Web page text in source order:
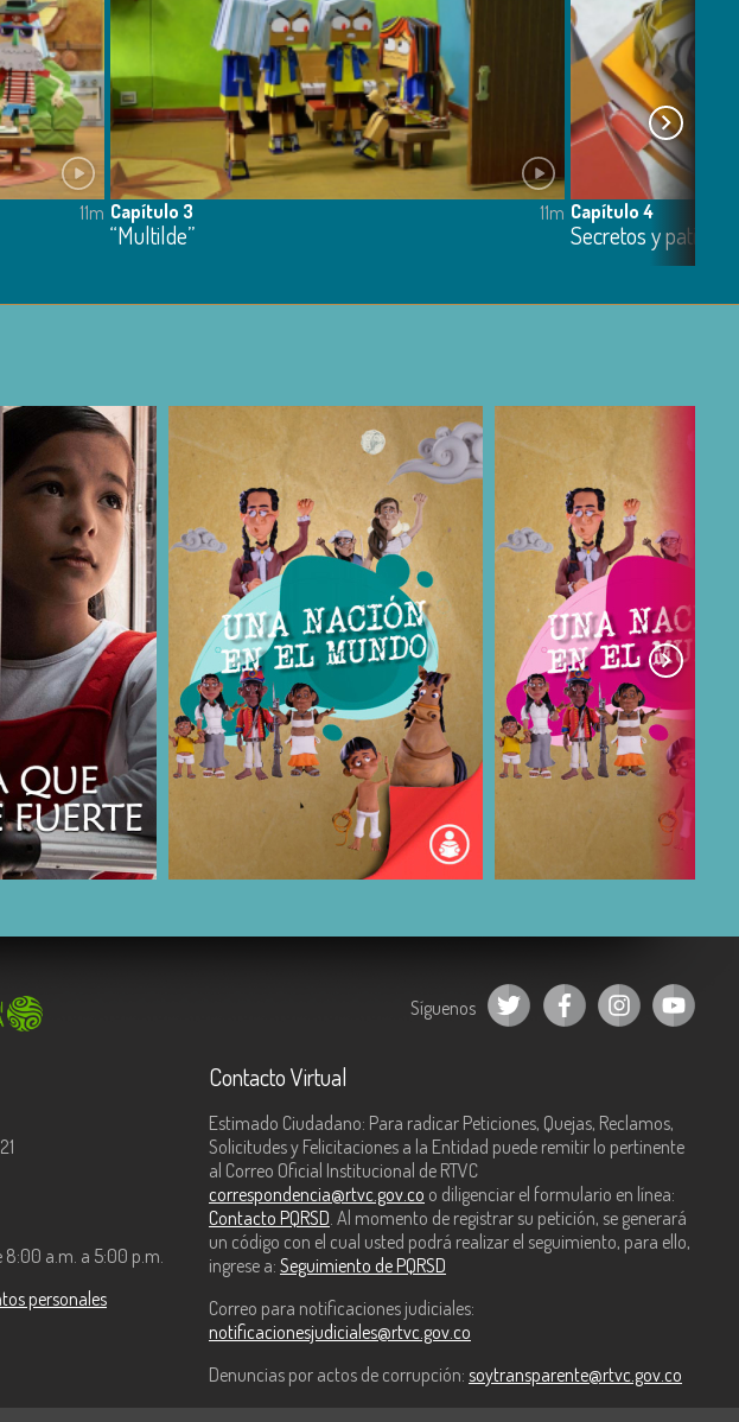
11m Capítulo 3
“Multilde”
11m Capítulo 4
Secretos y
Síguenos
8:00 a.m. a 5:00 p.m.
personales
Contacto Virtual
Estimado Ciudadano: Para radicar Peticiones, Quejas, Reclamos,
Solicitudes y Felicitaciones a la Entidad puede remitir lo pertinente
al Correo Oficial Institucional de RTVC
correspondencia@rtvc.gov.co o diligenciar el formulario en línea:
Contacto PQRSD . Al momento de registrar su petición, se generará
un código con el cual usted podrá realizar el seguimiento, para ello,
ingrese a: Seguimiento de PQRSD
Correo para notificaciones judiciales:
notificacionesjudiciales@rtvc.gov.co
Denuncias por actos de corrupción: soytransparente@rtvc.gov.co